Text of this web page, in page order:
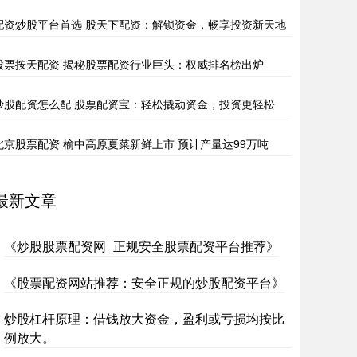
资炒股平台首选 股天下配资：解锁资金，畅享投资新天地
票按天配资 揭秘股票配资行业巨头：权威排名榜出炉
股配资怎么配 股票配资宝：轻松撬动资金，投资更轻松
京股票配资 榆中高原夏菜新鲜上市 预计产量达99万吨
新文章
《炒股股票配资网_正规安全股票配资平台推荐》
《股票配资网站推荐：安全正规的炒股配资平台》
炒股杠杆原理：借钱放大资金，盈利或亏损均按比
例放大。